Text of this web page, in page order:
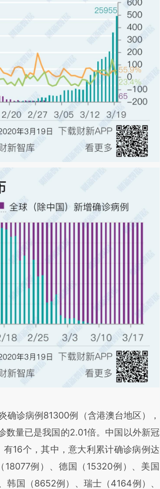
诊病例81300例（含港澳台地区），
数量已是我国的2.01倍。中国以外新冠
16个，其中，意大利累计确诊病例达
例）、德国（15320例）、美国
韩国（8652例）、瑞士（4164例）、